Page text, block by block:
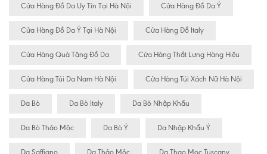
Cửa Hàng Đồ Da Uy Tín Tại Hà Nội Cửa Hàng Đồ Da Ý
Cửa Hàng Đồ Da Ý Tại Hà Nội Cửa Hàng Đồ Italy
Cửa Hàng Quà Tặng Đồ Da Cửa Hàng Thắt Lưng Hàng Hiệu
Cửa Hàng Túi Da Nam Hà Nội Cửa Hàng Túi Xách Nữ Hà Nội
Da Bò Da Bò Italy Da Bò Nhập Khẩu
Da Bò Thảo Mộc Da Bò Ý Da Nhập Khẩu Ý